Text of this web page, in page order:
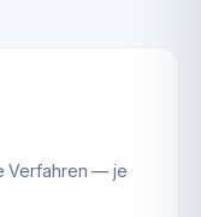
Verfahren — je